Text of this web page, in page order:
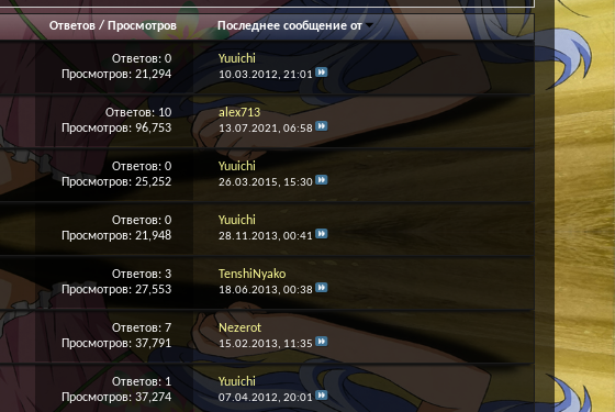
Ответов/ Просмотров Последнее сообщение от
Ответов: 0
Просмотров: 21,294
Yuuichi
10.03.2012,21:01
Ответов: 10
Просмотров: 96,753
alex713
13.07.2021,06:58
Ответов: 0
Просмотров: 25,252
Yuuichi
26.03.2015, 15:30
Ответов: 0
Просмотров: 21,948
Yuuichi
28.11.2013,00:41
Ответов: 3
Просмотров: 27,553
TenshiNyako
18.06.2013,00:38
Ответов: 7
Просмотров: 37,791
Nezerot
15.02.2013, 11:35
Ответов: 1
Просмотров: 37,274
Yuuichi
07.04.2012,20:01